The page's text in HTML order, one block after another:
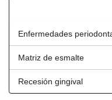
Enfermedades
Matriz de esmalte
Recesión gingival